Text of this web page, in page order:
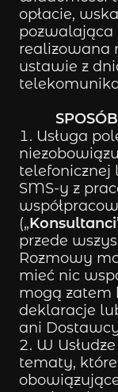
opłacie,
pozwalająca
realizowana
ustawie z
Usługa
telefonicznej
SMS-y z
(„Konsultanci
przede
Rozmowy
mieć nic
mogą zatem
deklaracje
ani
W
tematy,